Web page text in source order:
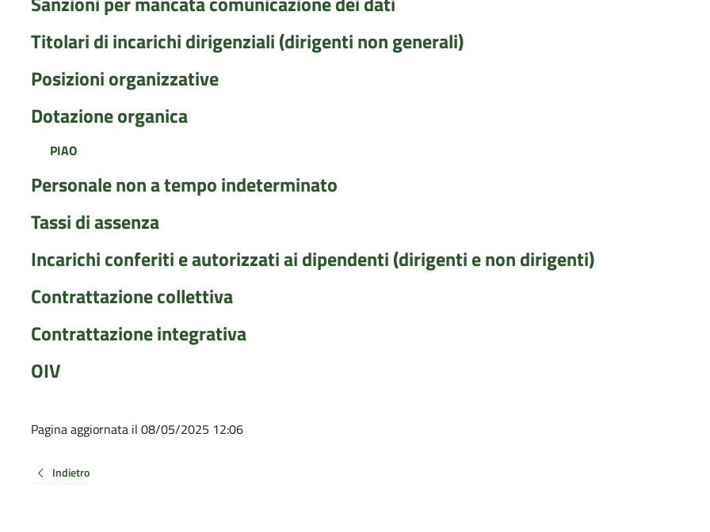
Titolari di incarichi dirigenziali (dirigenti non generali)
Posizioni organizzative
Dotazione organica
PIAO
Personale non a tempo indeterminato
Tassi di assenza
Incarichi conferiti e autorizzati ai dipendenti (dirigenti e non dirigenti)
Contrattazione collettiva
Contrattazione integrativa
OIV
Pagina aggiornata il 08/05/2025 12:06
Indietro